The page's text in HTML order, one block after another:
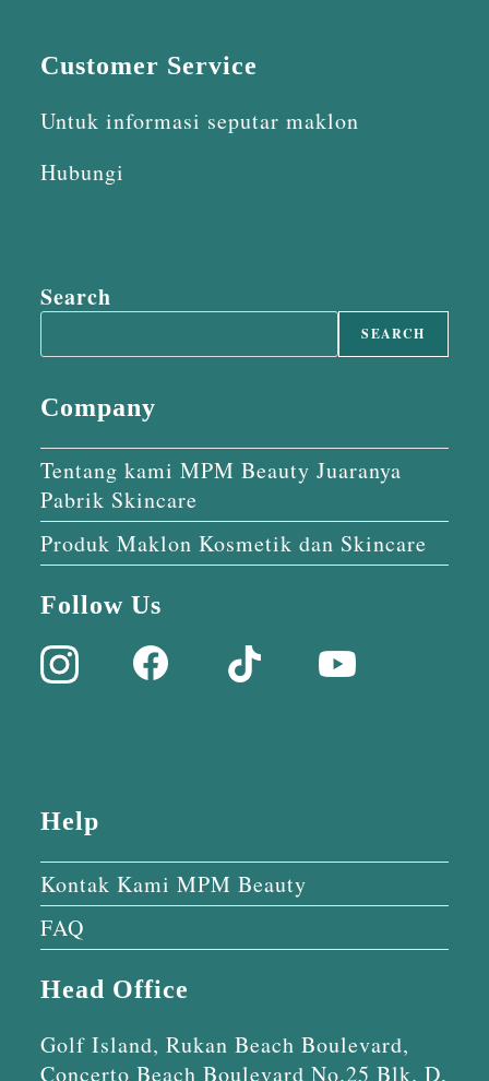
Customer Service
Untuk informasi seputar maklon
Hubungi
Search
SEARCH
Company
Tentang kami MPM Beauty Juaranya
Pabrik Skincare
Produk Maklon Kosmetik dan Skincare
Follow Us
Help
Kontak Kami MPM Beauty
FAQ
Head Office
Golf Island, Rukan Beach Boulevard,
Concerto Beach Boulevard No.25 Blk. D,